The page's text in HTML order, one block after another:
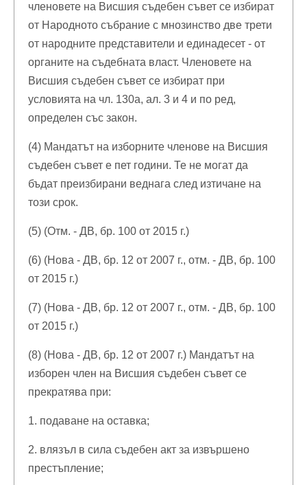
членовете на Висшия съдебен съвет се избират
от Народното събрание с мнозинство две трети
от народните представители и единадесет - от
органите на съдебната власт. Членовете на
Висшия съдебен съвет се избират при
условията на чл. 130а, ал. 3 и 4 и по ред,
определен със закон.
(4) Мандатът на изборните членове на Висшия
съдебен съвет е пет години. Те не могат да
бъдат преизбирани веднага след изтичане на
този срок.
(5) (Отм. - ДВ, бр. 100 от 2015 г.)
(6) (Нова - ДВ, бр. 12 от 2007 г., отм. - ДВ, бр. 100
от 2015 г.)
(7) (Нова - ДВ, бр. 12 от 2007 г., отм. - ДВ, бр. 100
от 2015 г.)
(8) (Нова - ДВ, бр. 12 от 2007 г.) Мандатът на
изборен член на Висшия съдебен съвет се
прекратява при:
1. подаване на оставка;
2. влязъл в сила съдебен акт за извършено
престъпление;